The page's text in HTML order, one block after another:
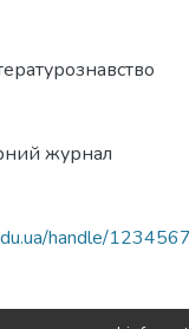
журнал
handle/
журнал